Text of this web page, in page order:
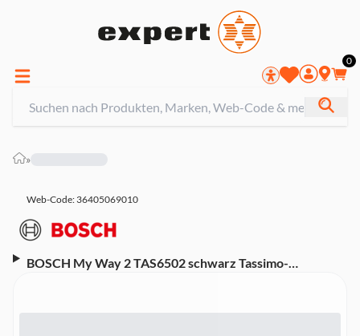
0
»
Web-Code: 36405069010
BOSCH My Way 2 TAS6502 schwarz Tassimo-